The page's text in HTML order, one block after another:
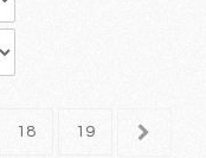
18 19 20